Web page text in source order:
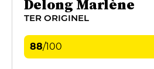
Delong Marlène
TER ORIGINEL
88/100